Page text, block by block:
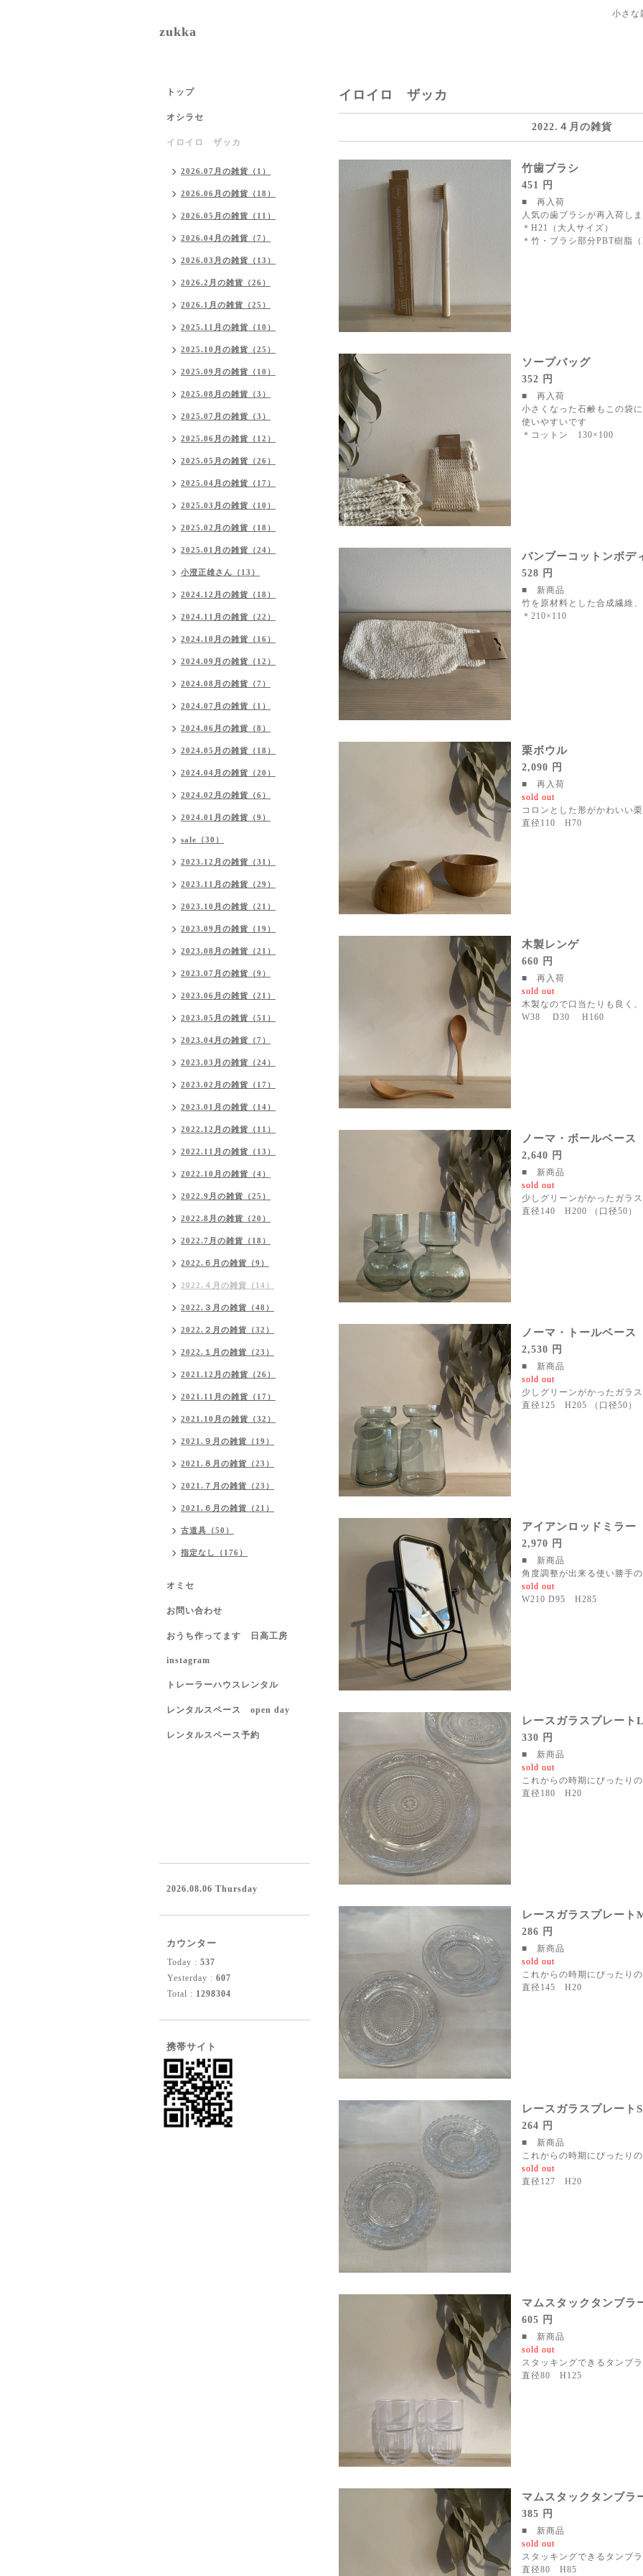
小さ
zukka
イロイロ ザッカ
2022.４月の雑貨
竹歯ブラシ
451 円
■ 再入荷
人気の歯ブラシが再入荷しま
＊H21（大人サイズ）
＊竹・ブラシ部分PBT樹脂（
ソープバッグ
352 円
■ 再入荷
小さくなった石鹸もこの袋
使いやすいです
＊コットン 130×100
バンブーコットンボデ
528 円
■ 新商品
竹を原材料とした合成繊維
＊210×110
栗ボウル
2,090 円
■ 再入荷
sold out
コロンとした形がかわいい
直径110 H70
木製レンゲ
660 円
■ 再入荷
sold out
木製なので口当たりも良く
W38 D30 H160
ノーマ・ボールベース
2,640 円
■ 新商品
sold out
少しグリーンがかったガラ
直径140 H200 （口径50）
ノーマ・トールベース
2,530 円
■ 新商品
sold out
少しグリーンがかったガラ
直径125 H205 （口径50）
アイアンロッドミラー
2,970 円
■ 新商品
角度調整が出来る使い勝手
sold out
W210 D95 H285
レースガラスプレートL
330 円
■ 新商品
sold out
これからの時期にぴったり
直径180 H20
レースガラスプレート
286 円
■ 新商品
sold out
これからの時期にぴったり
直径145 H20
レースガラスプレートS
264 円
■ 新商品
これからの時期にぴったり
sold out
直径127 H20
マムスタックタンブラ
605 円
■ 新商品
sold out
スタッキングできるタンブ
直径80 H125
マムスタックタンブラ
385 円
■ 新商品
sold out
スタッキングできるタンブ
直径80 H85
トップ
オシラセ
イロイロ ザッカ
2026.07月の雑貨（1）
2026.06月の雑貨（18）
2026.05月の雑貨（11）
2026.04月の雑貨（7）
2026.03月の雑貨（13）
2026.2月の雑貨（26）
2026.1月の雑貨（25）
2025.11月の雑貨（10）
2025.10月の雑貨（25）
2025.09月の雑貨（10）
2025.08月の雑貨（3）
2025.07月の雑貨（3）
2025.06月の雑貨（12）
2025.05月の雑貨（26）
2025.04月の雑貨（17）
2025.03月の雑貨（10）
2025.02月の雑貨（18）
2025.01月の雑貨（24）
小澄正雄さん（13）
2024.12月の雑貨（18）
2024.11月の雑貨（22）
2024.10月の雑貨（16）
2024.09月の雑貨（12）
2024.08月の雑貨（7）
2024.07月の雑貨（1）
2024.06月の雑貨（8）
2024.05月の雑貨（18）
2024.04月の雑貨（20）
2024.02月の雑貨（6）
2024.01月の雑貨（9）
sale（30）
2023.12月の雑貨（31）
2023.11月の雑貨（29）
2023.10月の雑貨（21）
2023.09月の雑貨（19）
2023.08月の雑貨（21）
2023.07月の雑貨（9）
2023.06月の雑貨（21）
2023.05月の雑貨（51）
2023.04月の雑貨（7）
2023.03月の雑貨（24）
2023.02月の雑貨（17）
2023.01月の雑貨（14）
2022.12月の雑貨（11）
2022.11月の雑貨（13）
2022.10月の雑貨（4）
2022.9月の雑貨（25）
2022.8月の雑貨（20）
2022.7月の雑貨（18）
2022.６月の雑貨（9）
2022.４月の雑貨（14）
2022.３月の雑貨（48）
2022.２月の雑貨（32）
2022.１月の雑貨（23）
2021.12月の雑貨（26）
2021.11月の雑貨（17）
2021.10月の雑貨（32）
2021.９月の雑貨（19）
2021.８月の雑貨（23）
2021.７月の雑貨（23）
2021.６月の雑貨（21）
古道具（50）
指定なし（176）
オミセ
お問い合わせ
おうち作ってます 日高工房
instagram
トレーラーハウスレンタル
レンタルスペース open day
レンタルスペース予約
2026.08.06 Thursday
カウンター
Today : 537
Yesterday : 607
Total : 1298304
携帯サイト